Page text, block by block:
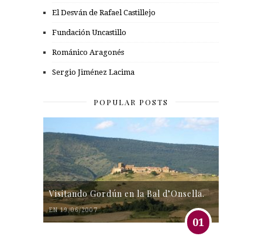
El Desván de Rafael Castillejo
Fundación Uncastillo
Románico Aragonés
Sergio Jiménez Lacima
POPULAR POSTS
Visitando Gordún en la Bal d’Onsella.
EN 19/06/2007
01